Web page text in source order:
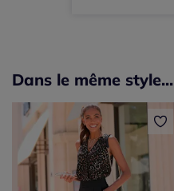
Dans le même style...